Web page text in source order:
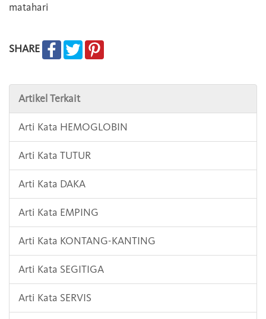
matahari
SHARE
Artikel Terkait
Arti Kata HEMOGLOBIN
Arti Kata TUTUR
Arti Kata DAKA
Arti Kata EMPING
Arti Kata KONTANG-KANTING
Arti Kata SEGITIGA
Arti Kata SERVIS